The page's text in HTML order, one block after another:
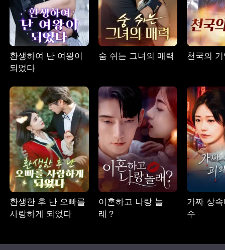
환생하여 난 여왕이
되었다
환생한 후 난 오빠를
사랑하게 되었다
숨 쉬는 그녀의 매력
이혼하고 나랑 놀
래？
천국의
가짜 상
수